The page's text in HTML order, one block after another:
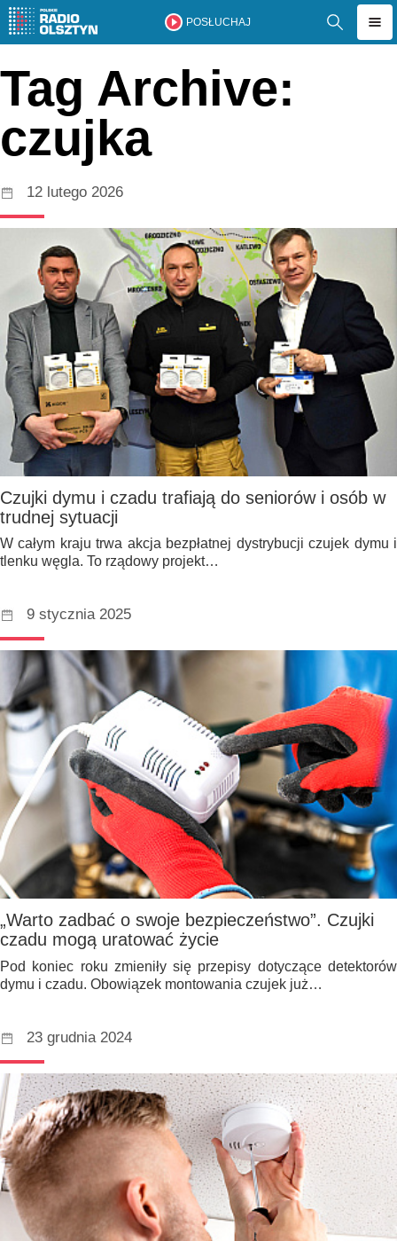
POSŁUCHAJ
Tag Archive:
czujka
12 lutego 2026
Czujki dymu i czadu trafiają do seniorów i osób w
trudnej sytuacji
W całym kraju trwa akcja bezpłatnej dystrybucji czujek dymu i
tlenku węgla. To rządowy projekt…
9 stycznia 2025
„Warto zadbać o swoje bezpieczeństwo”. Czujki
czadu mogą uratować życie
Pod koniec roku zmieniły się przepisy dotyczące detektorów
dymu i czadu. Obowiązek montowania czujek już…
23 grudnia 2024